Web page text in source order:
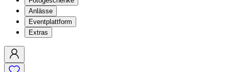
Anlässe
Eventplattform
Extras